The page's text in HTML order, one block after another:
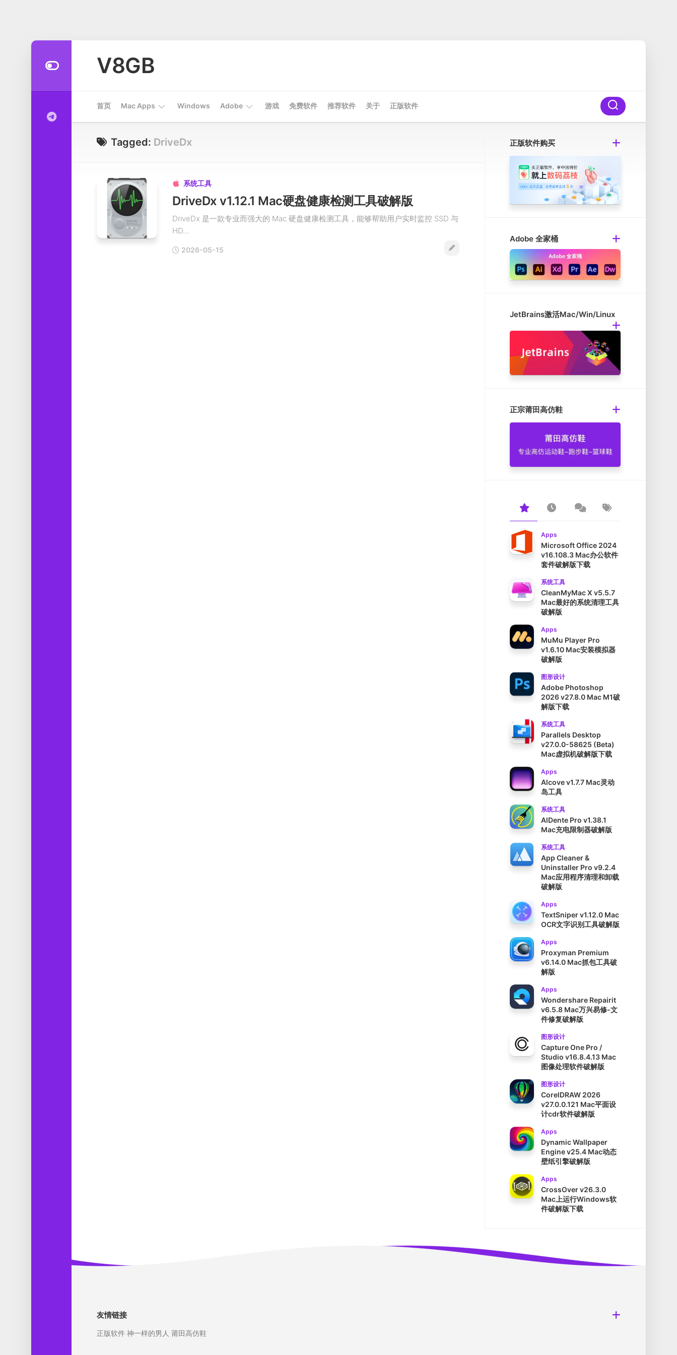
V8GB
首页 Mac Apps
Apps
工
具
系
统
工
具
Windows Adobe 游戏 免费软件 推荐软件 关于 正版软件
Tagged: DriveDx
 系统工具
DriveDx v1.12.1 Mac硬盘健康检测工具破解版
DriveDx 是一款专业而强大的 Mac 硬盘健康检测工具，能够帮助用户实时监控 SSD 与
HD...
2026-05-15
正版软件购买
Adobe 全家桶
JetBrains激活Mac/Win/Linux
正宗莆田高仿鞋
Apps
Microsoft Office 2024
v16.108.3 Mac办公软件
套件破解版下载
系统工具
CleanMyMac X v5.5.7
Mac最好的系统清理工具
破解版
Apps
MuMu Player Pro
v1.6.10 Mac安装模拟器
破解版
图形设计
Adobe Photoshop
2026 v27.8.0 Mac M1破
解版下载
系统工具
Parallels Desktop
v27.0.0-58625 (Beta)
Mac虚拟机破解版下载
Apps
Alcove v1.7.7 Mac灵动
岛工具
系统工具
AlDente Pro v1.38.1
Mac充电限制器破解版
系统工具
App Cleaner &
Uninstaller Pro v9.2.4
Mac应用程序清理和卸载
破解版
Apps
TextSniper v1.12.0 Mac
OCR文字识别工具破解版
Apps
Proxyman Premium
v6.14.0 Mac抓包工具破
解版
Apps
Wondershare Repairit
v6.5.8 Mac万兴易修-文
件修复破解版
图形设计
Capture One Pro /
Studio v16.8.4.13 Mac
图像处理软件破解版
图形设计
CorelDRAW 2026
v27.0.0.121 Mac平面设
计cdr软件破解版
Apps
Dynamic Wallpaper
Engine v25.4 Mac动态
壁纸引擎破解版
Apps
CrossOver v26.3.0
Mac上运行Windows软
件破解版下载
友情链接
正版软件 神一样的男人 莆田高仿鞋